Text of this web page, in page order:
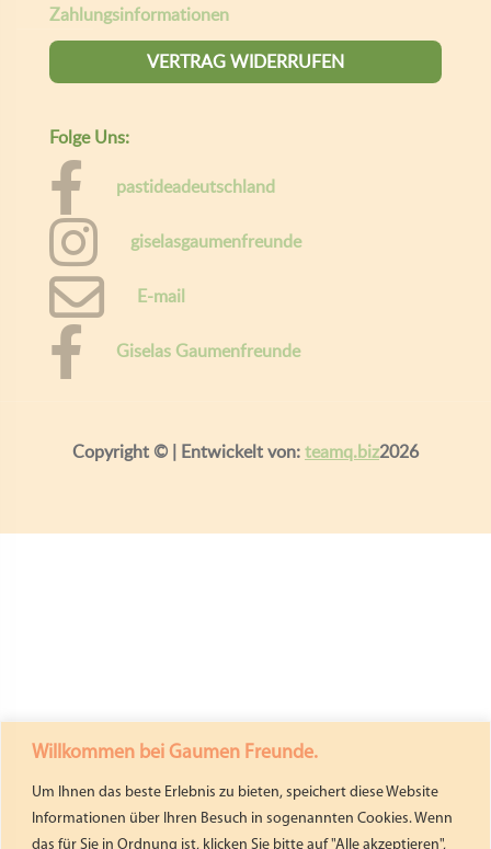
Willkommen bei Gaumen Freunde.
Um Ihnen das beste Erlebnis zu bieten, speichert diese Website
Informationen über Ihren Besuch in sogenannten Cookies. Wenn
das für Sie in Ordnung ist, klicken Sie bitte auf "Alle akzeptieren",
Zahlungsinformationen
VERTRAG WIDERRUFEN
Folge Uns:
pastideadeutschland
giselasgaumenfreunde
E-mail
Giselas Gaumenfreunde
Copyright © | Entwickelt von:teamq.biz2026